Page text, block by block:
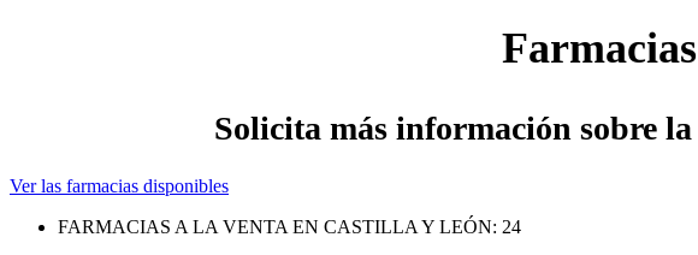
Solicita más información sobre
Ver las farmacias disponibles
FARMACIAS A LA VENTA EN CASTILLA Y LEÓN: 24